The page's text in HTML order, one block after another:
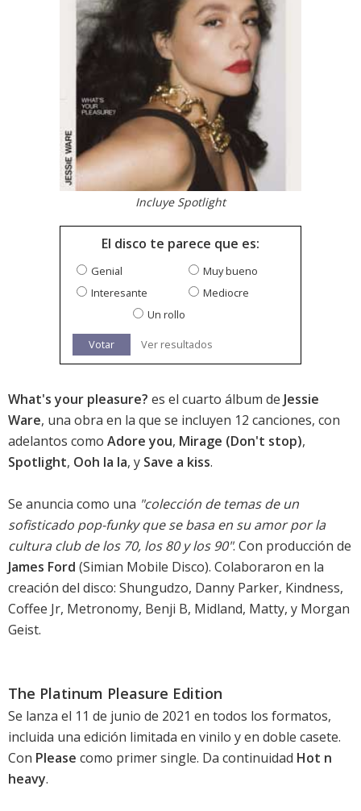
Incluye Spotlight
El disco te parece que es:
Genial
Muy bueno
Interesante
Mediocre
Un rollo
Votar Ver resultados
What's your pleasure? es el cuarto álbum de Jessie
Ware, una obra en la que se incluyen 12 canciones, con
adelantos como Adore you, Mirage (Don't stop),
Spotlight, Ooh la la, y Save a kiss.
Se anuncia como una "colección de temas de un
sofisticado pop-funky que se basa en su amor por la
cultura club de los 70, los 80 y los 90". Con producción de
James Ford (Simian Mobile Disco). Colaboraron en la
creación del disco: Shungudzo, Danny Parker, Kindness,
Coffee Jr, Metronomy, Benji B, Midland, Matty, y Morgan
Geist.
The Platinum Pleasure Edition
Se lanza el 11 de junio de 2021 en todos los formatos,
incluida una edición limitada en vinilo y en doble casete.
Con Please como primer single. Da continuidad Hot n
heavy.